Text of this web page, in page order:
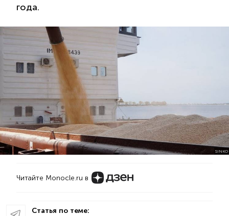
года.
SINKO
Читайте Monocle.ru в
Статья по теме: